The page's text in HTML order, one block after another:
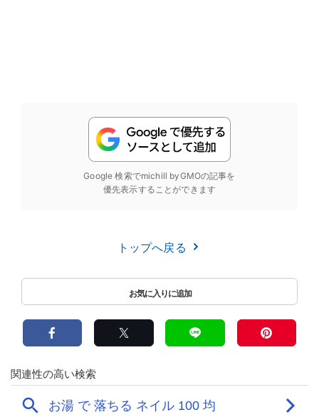
Google 検索でmichill byGMOの記事を
優先表示することができます
トップへ戻る